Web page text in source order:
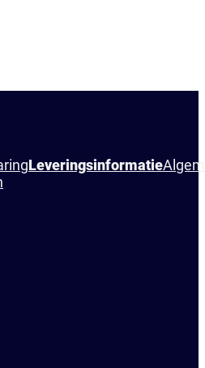
Leveringsinformatie